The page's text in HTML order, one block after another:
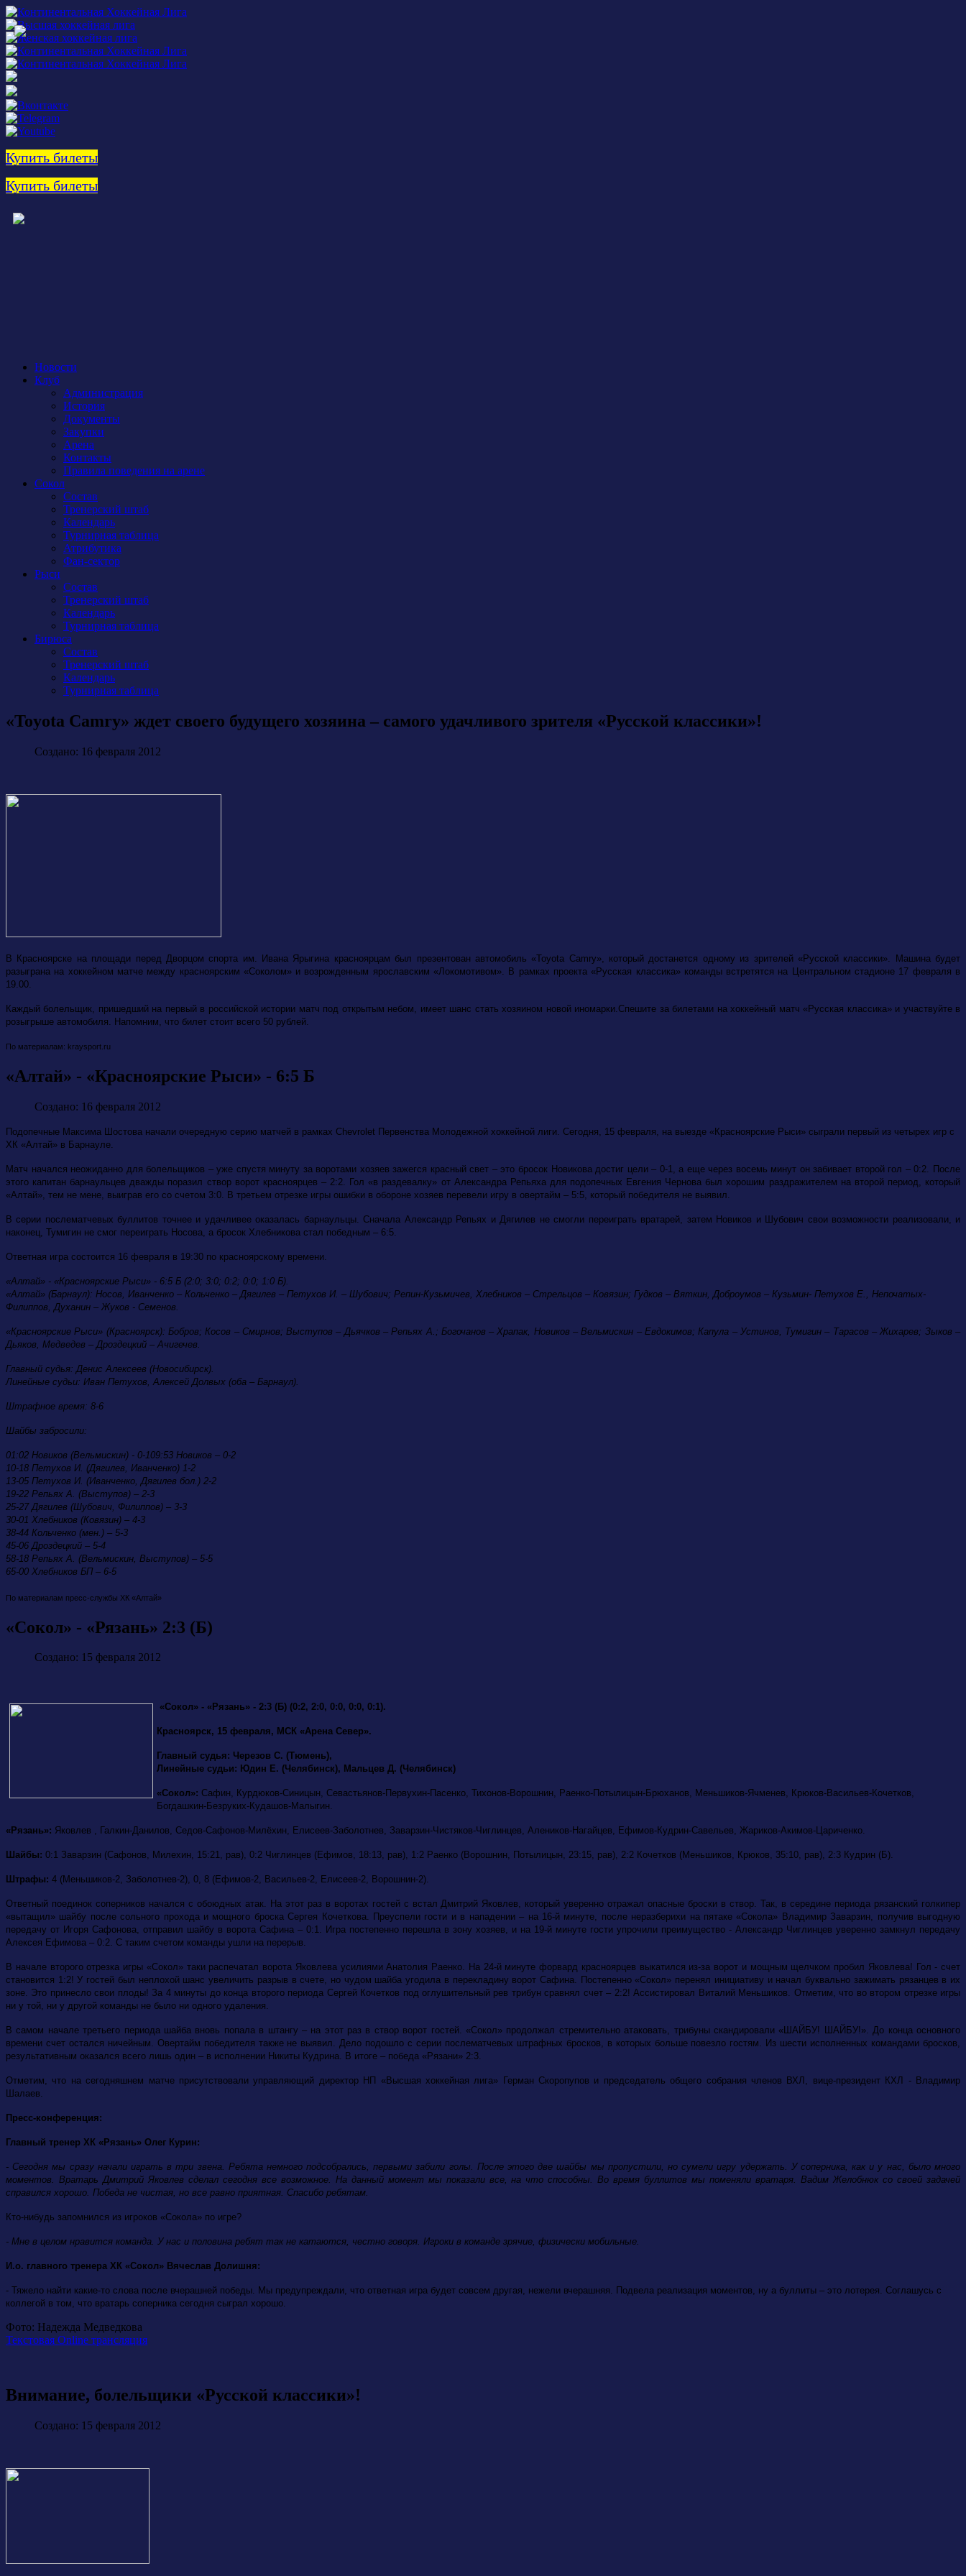
Купить билеты
Купить билеты
Новости
Клуб
Администрация
История
Документы
Закупки
Арена
Контакты
Правила поведения на арене
Сокол
Состав
Тренерский штаб
Календарь
Турнирная таблица
Атрибутика
Фан-сектор
Рыси
Состав
Тренерский штаб
Календарь
Турнирная таблица
Бирюса
Состав
Тренерский штаб
Календарь
Турнирная таблица
«Toyota Camry» ждет своего будущего хозяина – самого удачливого зрителя «Русской классики»!
Создано: 16 февраля 2012
В Красноярске на площади перед Дворцом спорта им. Ивана Ярыгина красноярцам был презентован автомобиль «Toyota Camry», который достанется одному из зрителей «Русской классики». Машина будет
разыграна на хоккейном матче между красноярским «Соколом» и возрожденным ярославским «Локомотивом». В рамках проекта «Русская классика» команды встретятся на Центральном стадионе 17 февраля в
19.00.
Каждый болельщик, пришедший на первый в российской истории матч под открытым небом, имеет шанс стать хозяином новой иномарки.Спешите за билетами на хоккейный матч «Русская классика» и участвуйте в
розыгрыше автомобиля. Напомним, что билет стоит всего 50 рублей.
По материалам: kraysport.ru
«Алтай» - «Красноярские Рыси» - 6:5 Б
Создано: 16 февраля 2012
Подопечные Максима Шостова начали очередную серию матчей в рамках Chevrolet Первенства Молодежной хоккейной лиги. Сегодня, 15 февраля, на выезде «Красноярские Рыси» сыграли первый из четырех игр с
ХК «Алтай» в Барнауле.
Матч начался неожиданно для болельщиков – уже спустя минуту за воротами хозяев зажегся красный свет – это бросок Новикова достиг цели – 0-1, а еще через восемь минут он забивает второй гол – 0:2. После
этого капитан барнаульцев дважды поразил створ ворот красноярцев – 2:2. Гол «в раздевалку» от Александра Репьяха для подопечных Евгения Чернова был хорошим раздражителем на второй период, который
«Алтай», тем не мене, выиграв его со счетом 3:0. В третьем отрезке игры ошибки в обороне хозяев перевели игру в овертайм – 5:5, который победителя не выявил.
В серии послематчевых буллитов точнее и удачливее оказалась барнаульцы. Сначала Александр Репьях и Дягилев не смогли переиграть вратарей, затем Новиков и Шубович свои возможности реализовали, и
наконец, Тумигин не смог переиграть Носова, а бросок Хлебникова стал победным – 6:5.
Ответная игра состоится 16 февраля в 19:30 по красноярскому времени.
«Алтай» - «Красноярские Рыси» - 6:5 Б (2:0; 3:0; 0:2; 0:0; 1:0 Б).
«Алтай» (Барнаул): Носов, Иванченко – Кольченко – Дягилев – Петухов И. – Шубович; Репин-Кузьмичев, Хлебников – Стрельцов – Ковязин; Гудков – Вяткин, Доброумов – Кузьмин- Петухов Е., Непочатых-
Филиппов, Духанин – Жуков - Семенов.
«Красноярские Рыси» (Красноярск): Бобров; Косов – Смирнов; Выступов – Дьячков – Репьях А.; Богочанов – Храпак, Новиков – Вельмискин – Евдокимов; Капула – Устинов, Тумигин – Тарасов – Жихарев; Зыков –
Дьяков, Медведев – Дроздецкий – Ачигечев.
Главный судья: Денис Алексеев (Новосибирск).
Линейные судьи: Иван Петухов, Алексей Долвых (оба – Барнаул).
Штрафное время: 8-6
Шайбы забросили:
01:02 Новиков (Вельмискин) - 0-109:53 Новиков – 0-2
10-18 Петухов И. (Дягилев, Иванченко) 1-2
13-05 Петухов И. (Иванченко, Дягилев бол.) 2-2
19-22 Репьях А. (Выступов) – 2-3
25-27 Дягилев (Шубович, Филиппов) – 3-3
30-01 Хлебников (Ковязин) – 4-3
38-44 Кольченко (мен.) – 5-3
45-06 Дроздецкий – 5-4
58-18 Репьях А. (Вельмискин, Выступов) – 5-5
65-00 Хлебников БП – 6-5
По материалам пресс-службы ХК «Алтай»
«Сокол» - «Рязань» 2:3 (Б)
Создано: 15 февраля 2012
«Сокол» - «Рязань» - 2:3 (Б) (0:2, 2:0, 0:0, 0:0, 0:1).
Красноярск, 15 февраля, МСК «Арена Север».
Главный судья: Черезов С. (Тюмень),
Линейные судьи: Юдин Е. (Челябинск), Мальцев Д. (Челябинск)
«Сокол»: Сафин, Курдюков-Синицын, Севастьянов-Первухин-Пасенко, Тихонов-Ворошнин, Раенко-Потылицын-Брюханов, Меньшиков-Ячменев, Крюков-Васильев-Кочетков,
Богдашкин-Безруких-Кудашов-Малыгин.
«Рязань»: Яковлев , Галкин-Данилов, Седов-Сафонов-Милёхин, Елисеев-Заболотнев, Заварзин-Чистяков-Чиглинцев, Алеников-Нагайцев, Ефимов-Кудрин-Савельев, Жариков-Акимов-Цариченко.
Шайбы: 0:1 Заварзин (Сафонов, Милехин, 15:21, рав), 0:2 Чиглинцев (Ефимов, 18:13, рав), 1:2 Раенко (Ворошнин, Потылицын, 23:15, рав), 2:2 Кочетков (Меньшиков, Крюков, 35:10, рав), 2:3 Кудрин (Б).
Штрафы: 4 (Меньшиков-2, Заболотнев-2), 0, 8 (Ефимов-2, Васильев-2, Елисеев-2, Ворошнин-2).
Ответный поединок соперников начался с обоюдных атак. На этот раз в воротах гостей с встал Дмитрий Яковлев, который уверенно отражал опасные броски в створ. Так, в середине периода рязанский голкипер
«вытащил» шайбу после сольного прохода и мощного броска Сергея Кочеткова. Преуспели гости и в нападении – на 16-й минуте, после неразберихи на пятаке «Сокола» Владимир Заварзин, получив выгодную
передачу от Игоря Сафонова, отправил шайбу в ворота Сафина – 0:1. Игра постепенно перешла в зону хозяев, и на 19-й минуте гости упрочили преимущество - Александр Чиглинцев уверенно замкнул передачу
Алексея Ефимова – 0:2. С таким счетом команды ушли на перерыв.
В начале второго отрезка игры «Сокол» таки распечатал ворота Яковлева усилиями Анатолия Раенко. На 24-й минуте форвард красноярцев выкатился из-за ворот и мощным щелчком пробил Яковлева! Гол - счет
становится 1:2! У гостей был неплохой шанс увеличить разрыв в счете, но чудом шайба угодила в перекладину ворот Сафина. Постепенно «Сокол» перенял инициативу и начал буквально зажимать рязанцев в их
зоне. Это принесло свои плоды! За 4 минуты до конца второго периода Сергей Кочетков под оглушительный рев трибун сравнял счет – 2:2! Ассистировал Виталий Меньшиков. Отметим, что во втором отрезке игры
ни у той, ни у другой команды не было ни одного удаления.
В самом начале третьего периода шайба вновь попала в штангу – на этот раз в створ ворот гостей. «Сокол» продолжал стремительно атаковать, трибуны скандировали «ШАЙБУ! ШАЙБУ!». До конца основного
времени счет остался ничейным. Овертайм победителя также не выявил. Дело подошло с серии послематчевых штрафных бросков, в которых больше повезло гостям. Из шести исполненных командами бросков,
результативным оказался всего лишь один – в исполнении Никиты Кудрина. В итоге – победа «Рязани» 2:3.
Отметим, что на сегодняшнем матче присутствовали управляющий директор НП «Высшая хоккейная лига» Герман Скоропупов и председатель общего собрания членов ВХЛ, вице-президент КХЛ - Владимир
Шалаев.
Пресс-конференция:
Главный тренер ХК «Рязань» Олег Курин:
- Сегодня мы сразу начали играть в три звена. Ребята немного подсобрались, первыми забили голы. После этого две шайбы мы пропустили, но сумели игру удержать. У соперника, как и у нас, было много
моментов. Вратарь Дмитрий Яковлев сделал сегодня все возможное. На данный момент мы показали все, на что способны. Во время буллитов мы поменяли вратаря. Вадим Желобнюк со своей задачей
справился хорошо. Победа не чистая, но все равно приятная. Спасибо ребятам.
Кто-нибудь запомнился из игроков «Сокола» по игре?
- Мне в целом нравится команда. У нас и половина ребят так не катаются, честно говоря. Игроки в команде зрячие, физически мобильные.
И.о. главного тренера ХК «Сокол» Вячеслав Долишня:
- Тяжело найти какие-то слова после вчерашней победы. Мы предупреждали, что ответная игра будет совсем другая, нежели вчерашняя. Подвела реализация моментов, ну а буллиты – это лотерея. Соглашусь с
коллегой в том, что вратарь соперника сегодня сыграл хорошо.
Фото: Надежда Медведкова
Текстовая Online трансляция
Внимание, болельщики «Русской классики»!
Создано: 15 февраля 2012